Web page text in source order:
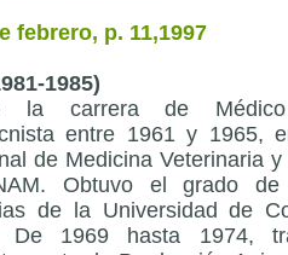
febrero, p. 11,1997
1985)
la carrera de Médico
entre 1961 y 1965,
de Medicina Veterinaria
Obtuvo el grado de
de la Universidad de
De 1969 hasta 1974,